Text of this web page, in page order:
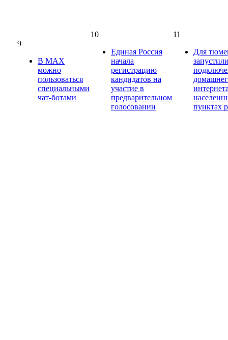
9
В МАХ
можно
пользоваться
специальными
чат-ботами
10
Единая Россия
начала
регистрацию
кандидатов на
участие в
предварительном
голосовании
11
Для
пунктах